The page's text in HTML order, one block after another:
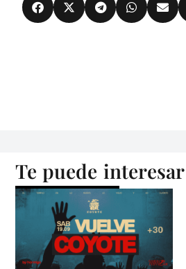
Te puede interesar